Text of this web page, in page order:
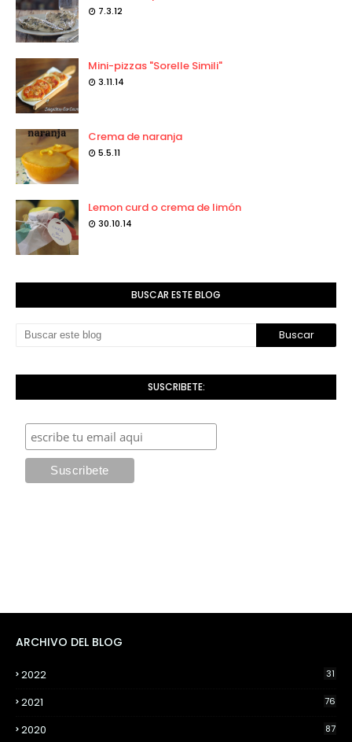
7.3.12
Mini-pizzas "Sorelle Simili"
3.11.14
Crema de naranja
5.5.11
Lemon curd o crema de limón
30.10.14
BUSCAR ESTE BLOG
SUSCRIBETE:
ARCHIVO DEL BLOG
2022 31
2021 76
2020 87